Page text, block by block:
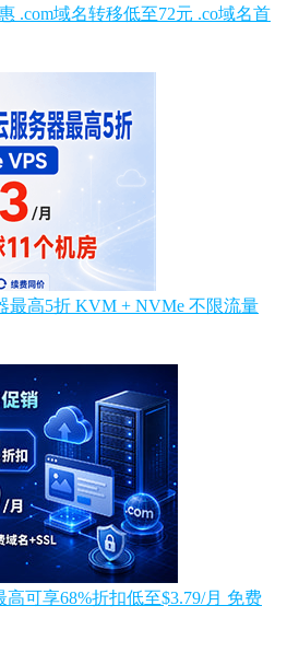
.com域名转移低至72元 .co域名首
最高5折 KVM + NVMe 不限流量
高可享68%折扣低至$3.79/月 免费